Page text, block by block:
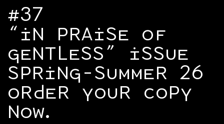
#37
“IN PRAISE OF
GENTLESS” ISSUE
SPRING-SUMMER 26
ORDER YOUR COPY
NOW.